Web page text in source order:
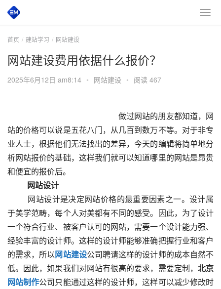
首页 建站学习 网站建设
网站建设费用依据什么报价？
2025年6月12日 am8:14 • 网站建设 • 阅读 467
站的价格可以说是五花八门，从几百到数万不等。对于非专
业人士，根据他们无法找出的差异，今天的编辑将简单地分
析网站报价的基础，这样我们就可以知道哪里的网站是昂贵
和便宜的报价后。
网站设计
于美学范畴，每个人对美都有不同的感受。因此，为了设计
一个符合行业、被客户认可的网站，需要一个设计能力强、
经验丰富的设计师。这样的设计师能够准确把握行业和客户
的需求，所以网站建设公司聘请这样的设计师的成本自然不
低。因此，如果我们对网站有很高的要求，需要定制， 北京
网站制作公司只能通过这样的设计师，这样可以减少修改时